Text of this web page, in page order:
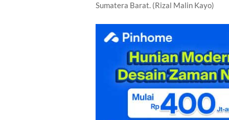
Sumatera Barat. (Rizal Malin Kayo)